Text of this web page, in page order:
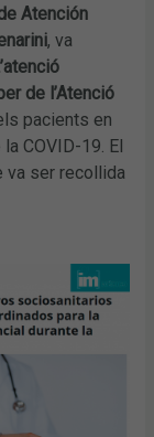
Atención
, va
de l’Atenció
pacients en
COVID-19. El
va ser recollida